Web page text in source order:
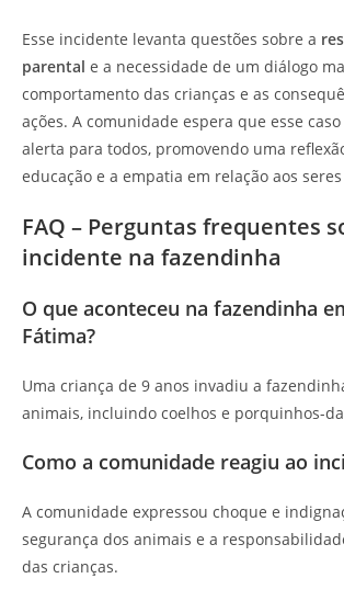
Esse incidente levanta questões sobre a
parental e a necessidade de um diálogo
comportamento das crianças e as
ações. A comunidade espera que esse
alerta para todos, promovendo uma
educação e a empatia em relação aos
FAQ – Perguntas frequentes
incidente na fazendinha
O que aconteceu na fazendinha
Fátima?
Uma criança de 9 anos invadiu a
animais, incluindo coelhos e porquinhos-
Como a comunidade reagiu ao
A comunidade expressou choque e
segurança dos animais e a
das crianças.